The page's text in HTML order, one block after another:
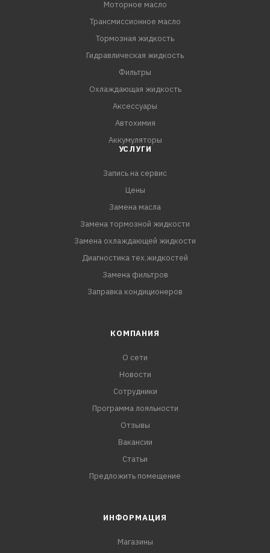
Моторное масло
Трансмиссионное масло
Тормозная жидкость
Гидравлическая жидкость
Фильтры
Охлаждающая жидкость
Аксессуары
Автохимия
Аккумуляторы
УСЛУГИ
Запись на сервис
Цены
Замена масла
Замена тормозной жидкости
Замена охлаждающей жидкости
Диагностика тех.жидкостей
Замена фильтров
Заправка кондиционеров
КОМПАНИЯ
О сети
Новости
Сотрудники
Программа лояльности
Отзывы
Вакансии
Статьи
Предложить помещение
ИНФОРМАЦИЯ
Магазины